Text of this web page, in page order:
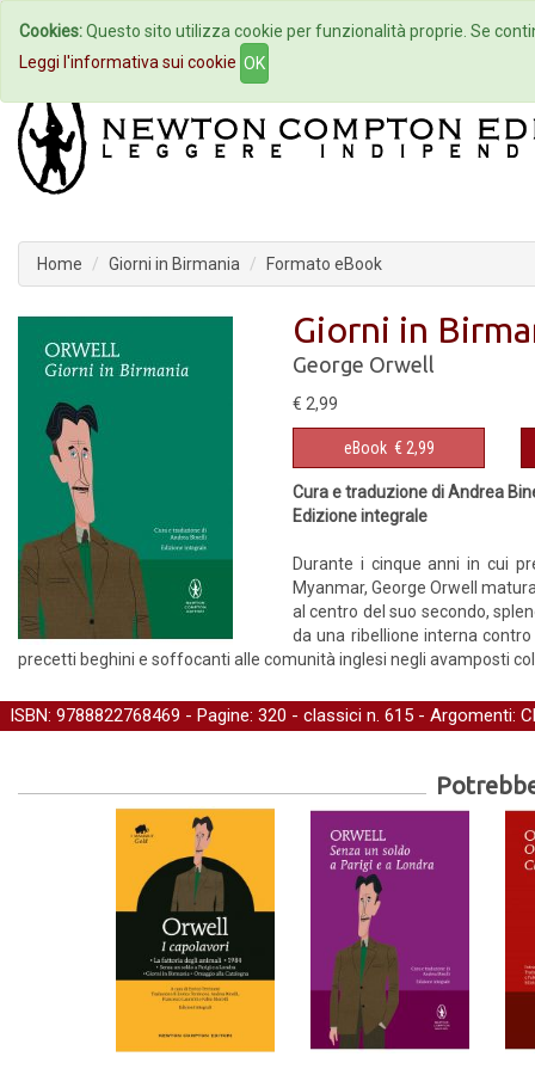
Home Autori Eventi
Home Giorni in Birmania Formato eBook
Giorni in
George Orwell
€ 2,99
eBook € 2,99
Cura e traduzione di Andrea
Edizione integrale
Durante i cinque anni in cui
Myanmar, George Orwell
al centro del suo secondo,
da una ribellione interna
precetti beghini e soffocanti alle comunità inglesi negli avamposti
ISBN: 9788822768469 - Pagine: 320 - classici n. 615 - Argomenti:
Cookies:Questo sito utilizza cookie per funzionalità proprie. Se
Leggi l'informativa sui cookie OK